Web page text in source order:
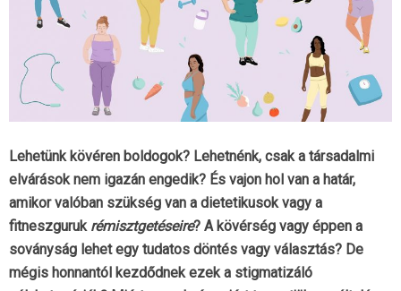
Lehetünk kövéren boldogok? Lehetnénk, csak a társadalmi
elvárások nem igazán engedik? És vajon hol van a határ,
amikor valóban szükség van a dietetikusok vagy a
fitneszguruk rémisztgetéseire? A kövérség vagy éppen a
soványság lehet egy tudatos döntés vagy választás? De
mégis honnantól kezdődnek ezek a stigmatizáló